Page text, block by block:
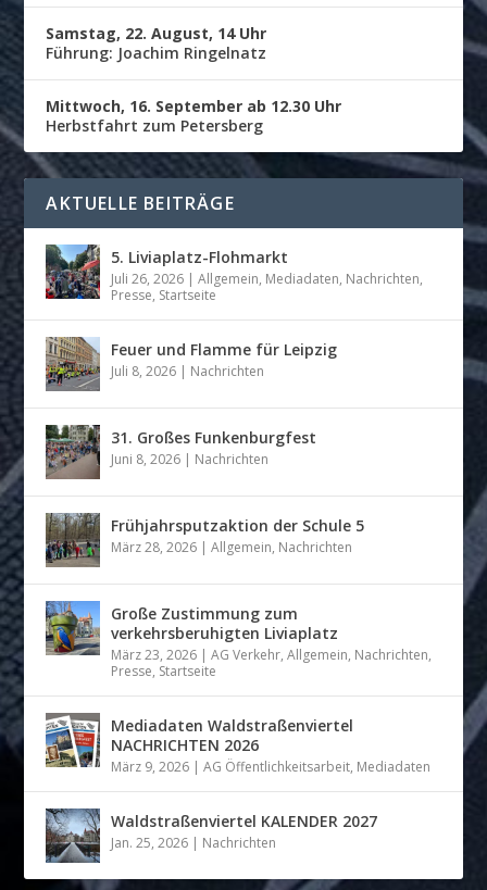
Samstag, 22. August, 14 Uhr
Führung: Joachim Ringelnatz
Mittwoch, 16. September ab 12.30 Uhr
Herbstfahrt zum Petersberg
AKTUELLE BEITRÄGE
5. Liviaplatz-Flohmarkt
Juli 26, 2026 |Allgemein, Mediadaten, Nachrichten,
Presse, Startseite
Feuer und Flamme für Leipzig
Juli 8, 2026 | Nachrichten
31. Großes Funkenburgfest
Juni 8, 2026 | Nachrichten
Frühjahrsputzaktion der Schule 5
März 28, 2026 |Allgemein, Nachrichten
Große Zustimmung zum
verkehrsberuhigten Liviaplatz
März 23, 2026 |AG Verkehr,Allgemein, Nachrichten,
Presse, Startseite
Mediadaten Waldstraßenviertel
NACHRICHTEN 2026
März 9, 2026 |AG Öffentlichkeitsarbeit, Mediadaten
Waldstraßenviertel KALENDER 2027
Jan. 25, 2026 | Nachrichten